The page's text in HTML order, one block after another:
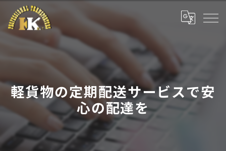
軽貨物の定期配送サービスで安
心の配達を